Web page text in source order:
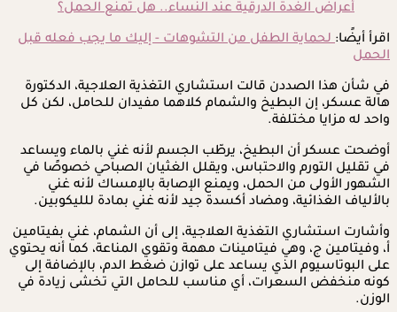
أعراض الغدة الدرقية عند النساء.. هل تمنع الحمل؟
اقرأ أيضًا:لحماية الطفل من التشوهات - إليك ما يجب فعله قبل
الحمل
في شأن هذا الصددن قالت استشاري التغذية العلاجية، الدكتورة
هالة عسكر، إن البطيخ والشمام كلاهما مفيدان للحامل، لكن كل
واحد له مزايا مختلفة.
أوضحت عسكر أن البطيخ، يرطّب الجسم لأنه غني بالماء ويساعد
في تقليل التورم والاحتباس، ويقلل الغثيان الصباحي خصوصًا في
الشهور الأولى من الحمل، ويمنع الإصابة بالإمساك لأنه غني
بالألياف الغذائية، ومضاد أكسدة جيد لأنه غني بمادة للليكوبين.
وأشارت استشاري التغذية العلاجية، إلى أن الشمام، غني بفيتامين
أ، وفيتامين ج، وهي فيتامينات مهمة وتقوي المناعة، كما أنه يحتوي
على البوتاسيوم الذي يساعد على توازن ضغط الدم، بالإضافة إلى
كونه منخفض السعرات، أي مناسب للحامل التي تخشى زيادة في
الوزن.